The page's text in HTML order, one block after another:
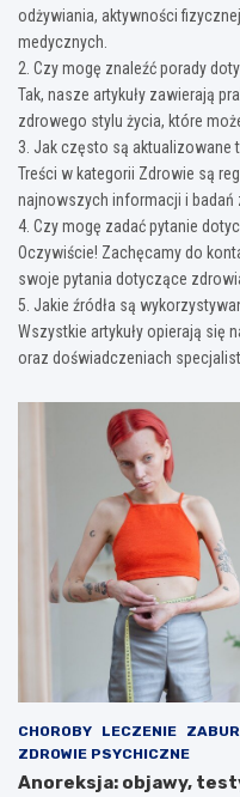
odżywiania, aktywności
medycznych.
2. Czy mogę znaleźć porady
Tak, nasze artykuły zawierają
zdrowego stylu życia, które
3. Jak często są aktualizowane
Treści w kategorii Zdrowie są
najnowszych informacji i badań
4. Czy mogę zadać pytanie
Oczywiście! Zachęcamy do
swoje pytania dotyczące
5. Jakie źródła są
Wszystkie artykuły opierają się
oraz doświadczeniach
CHOROBY LECZENIE
ZDROWIE PSYCHICZNE
Anoreksja: objawy,